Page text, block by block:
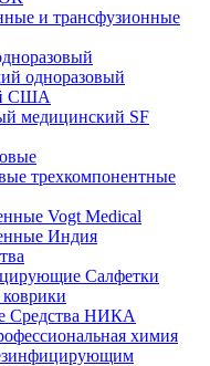
и трансфузионные
одноразовый
США
медицинский SF
трехкомпонентные
Vogt Medical
Индия
Салфетки
Средства НИКА
химия